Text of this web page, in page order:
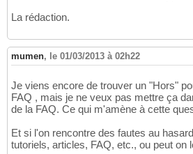
La rédaction.
mumen, le 01/03/2013 à 02h22
Je viens encore de trouver un "Hors"
FAQ , mais je ne veux pas mettre ça
de la FAQ. Ce qui m'amène à cette
Et si l'on rencontre des fautes au
tutoriels, articles, FAQ, etc., ou peut on